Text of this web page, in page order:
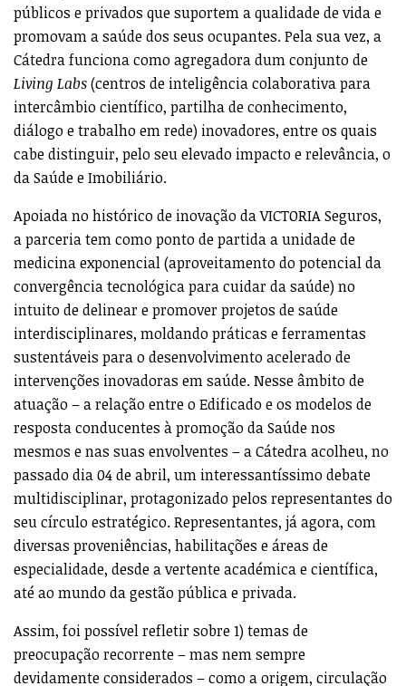
públicos e privados que suportem a qualidade de vida e
promovam a saúde dos seus ocupantes. Pela sua vez, a
Cátedra funciona como agregadora dum conjunto de
Living Labs(centros de inteligência colaborativa para
intercâmbio científico, partilha de conhecimento,
diálogo e trabalho em rede) inovadores, entre os quais
cabe distinguir, pelo seu elevado impacto e relevância, o
da Saúde e Imobiliário.
Apoiada no histórico de inovação da VICTORIA Seguros,
a parceria tem como ponto de partida a unidade de
medicina exponencial (aproveitamento do potencial da
convergência tecnológica para cuidar da saúde) no
intuito de delinear e promover projetos de saúde
interdisciplinares, moldando práticas e ferramentas
sustentáveis para o desenvolvimento acelerado de
intervenções inovadoras em saúde. Nesse âmbito de
atuação – a relação entre o Edificado e os modelos de
resposta conducentes à promoção da Saúde nos
mesmos e nas suas envolventes – a Cátedra acolheu, no
passado dia 04 de abril, um interessantíssimo debate
multidisciplinar, protagonizado pelos representantes do
seu círculo estratégico. Representantes, já agora, com
diversas proveniências, habilitações e áreas de
especialidade, desde a vertente académica e científica,
até ao mundo da gestão pública e privada.
Assim, foi possível refletir sobre 1) temas de
preocupação recorrente – mas nem sempre
devidamente considerados – como a origem, circulação